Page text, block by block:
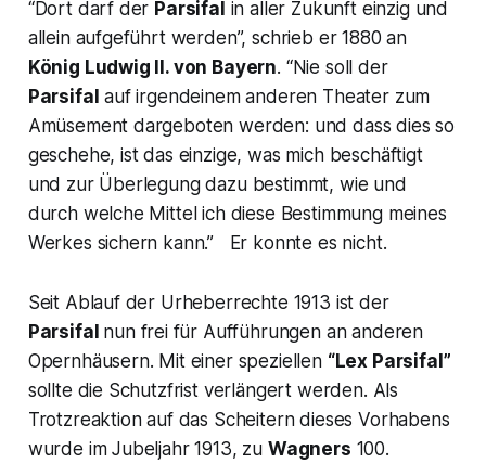
“Dort darf der Parsifal in aller Zukunft einzig und
allein aufgeführt werden”, schrieb er 1880 an
König Ludwig II. von Bayern. “Nie soll der
Parsifal auf irgendeinem anderen Theater zum
Amüsement dargeboten werden: und dass dies so
geschehe, ist das einzige, was mich beschäftigt
und zur Überlegung dazu bestimmt, wie und
durch welche Mittel ich diese Bestimmung meines
Werkes sichern kann.” Er konnte es nicht.
Seit Ablauf der Urheberrechte 1913 ist der
Parsifal nun frei für Aufführungen an anderen
Opernhäusern. Mit einer speziellen “Lex Parsifal”
sollte die Schutzfrist verlängert werden. Als
Trotzreaktion auf das Scheitern dieses Vorhabens
wurde im Jubeljahr 1913, zu Wagners 100.